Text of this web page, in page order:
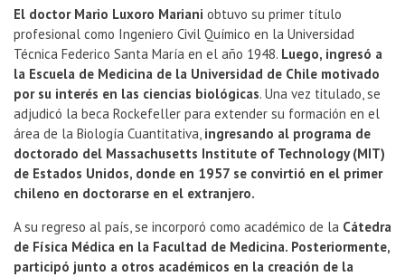
El doctor Mario Luxoro Mariani obtuvo su primer título
profesional como Ingeniero Civil Químico en la Universidad
Técnica Federico Santa María en el año 1948. Luego, ingresó a
la Escuela de Medicina de la Universidad de Chile motivado
por su interés en las ciencias biológicas. Una vez titulado, se
adjudicó la beca Rockefeller para extender su formación en el
área de la Biología Cuantitativa, ingresando al programa de
doctorado del Massachusetts Institute of Technology (MIT)
de Estados Unidos, donde en 1957 se convirtió en el primer
chileno en doctorarse en el extranjero.
A su regreso al país, se incorporó como académico de la Cátedra
de Física Médica en la Facultad de Medicina. Posteriormente,
participó junto a otros académicos en la creación de la